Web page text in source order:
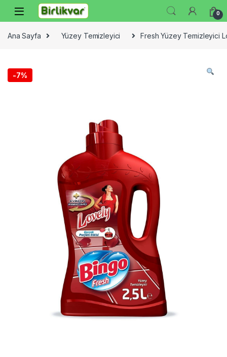
Skip to navigation
Skip to content
0
Ana Sayfa Yüzey Temizleyici Fresh Yüzey Temizleyici
-7%